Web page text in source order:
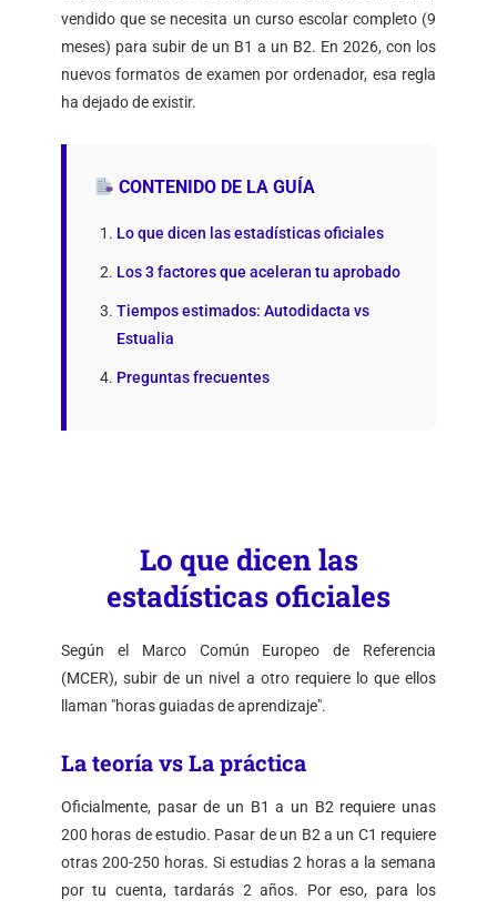
vendido que se necesita un curso escolar completo (9
meses) para subir de un B1 a un B2. En 2026, con los
nuevos formatos de examen por ordenador, esa regla
ha dejado de existir.
CONTENIDO DE LA GUÍA
Lo que dicen las estadísticas oficiales
Los 3 factores que aceleran tu aprobado
Tiempos estimados: Autodidacta vs
Estualia
Preguntas frecuentes
Lo que dicen las
estadísticas oficiales
Según el Marco Común Europeo de Referencia
(MCER), subir de un nivel a otro requiere lo que ellos
llaman "horas guiadas de aprendizaje".
La teoría vs La práctica
Oficialmente, pasar de un B1 a un B2 requiere unas
200 horas de estudio. Pasar de un B2 a un C1 requiere
otras 200-250 horas. Si estudias 2 horas a la semana
por tu cuenta, tardarás 2 años. Por eso, para los